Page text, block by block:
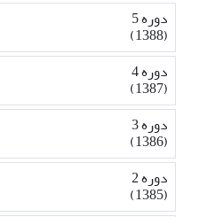
دوره 5
(1388)
دوره 4
(1387)
دوره 3
(1386)
دوره 2
(1385)